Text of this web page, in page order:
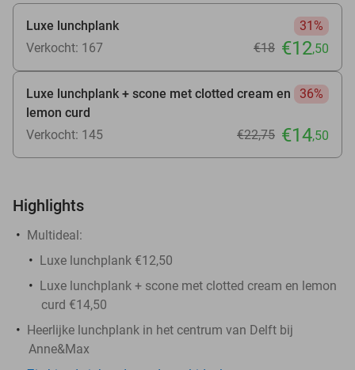
Luxe lunchplank
31%
Verkocht: 167
€18 €12,50
Luxe lunchplank + scone met clotted cream en
lemon curd
36%
Verkocht: 145 €22,75 €14,50
Highlights
Multideal:
Luxe lunchplank €12,50
Luxe lunchplank + scone met clotted cream en lemon
curd €14,50
Heerlijke lunchplank in het centrum van Delft bij
Anne&Max